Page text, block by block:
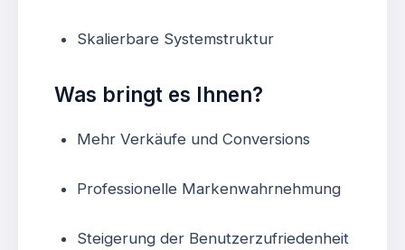
Skalierbare Systemstruktur
Was bringt es Ihnen?
Mehr Verkäufe und Conversions
Professionelle Markenwahrnehmung
Steigerung der Benutzerzufriedenheit